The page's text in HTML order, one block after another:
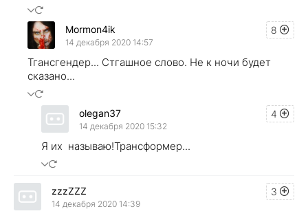
8
Mormon4ik
14 декабря 2020 14:57
Тгансгендер... Стгашное слово. Не к ночи будет
сказано...
4
olegan37
14 декабря 2020 15:32
Я их называю!Трансформер...
3
zzzZZZ
14 декабря 2020 14:39